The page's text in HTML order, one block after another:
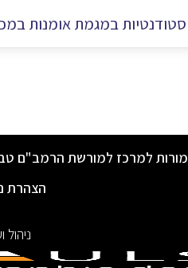
סטודנטיות במגמת אומנות
למרכז למורשת הרמב"ם
הצהרת
ניהול